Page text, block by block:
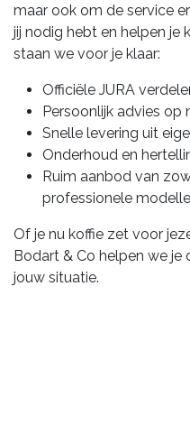
maar ook om de service
jij nodig hebt en helpen je
staan we voor je klaar:
Officiële JURA
Persoonlijk advies op
Snelle levering uit
Onderhoud en
Ruim aanbod van
professionele
Of je nu koffie zet voor
Bodart & Co helpen we je
jouw situatie.